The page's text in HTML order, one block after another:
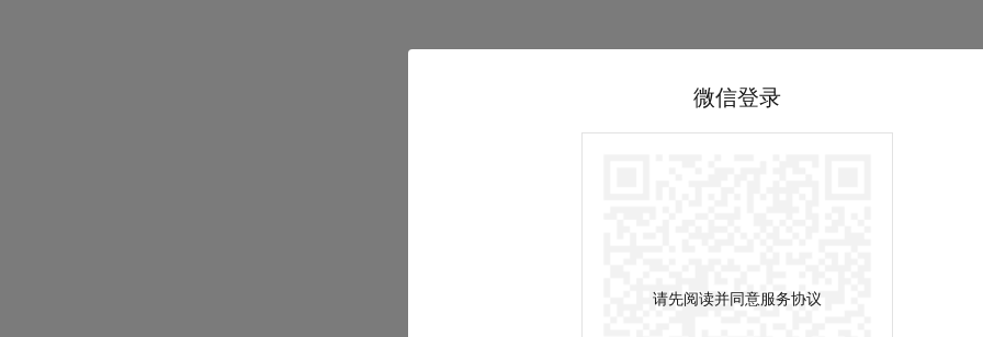
微信登录
请先阅读并同意服务协议